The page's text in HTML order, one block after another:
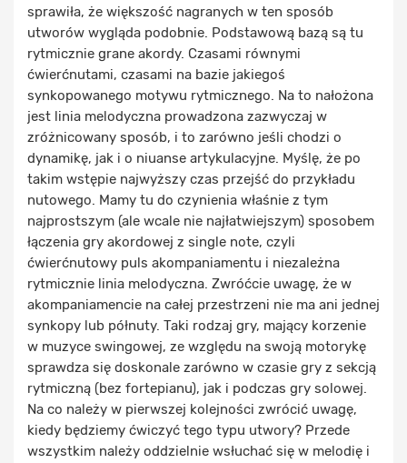
sprawiła, że większość nagranych w ten sposób
utworów wygląda podobnie. Podstawową bazą są tu
rytmicznie grane akordy. Czasami równymi
ćwierćnutami, czasami na bazie jakiegoś
synkopowanego motywu rytmicznego. Na to nałożona
jest linia melodyczna prowadzona zazwyczaj w
zróżnicowany sposób, i to zarówno jeśli chodzi o
dynamikę, jak i o niuanse artykulacyjne. Myślę, że po
takim wstępie najwyższy czas przejść do przykładu
nutowego. Mamy tu do czynienia właśnie z tym
najprostszym (ale wcale nie najłatwiejszym) sposobem
łączenia gry akordowej z single note, czyli
ćwierćnutowy puls akompaniamentu i niezależna
rytmicznie linia melodyczna. Zwróćcie uwagę, że w
akompaniamencie na całej przestrzeni nie ma ani jednej
synkopy lub półnuty. Taki rodzaj gry, mający korzenie
w muzyce swingowej, ze względu na swoją motorykę
sprawdza się doskonale zarówno w czasie gry z sekcją
rytmiczną (bez fortepianu), jak i podczas gry solowej.
Na co należy w pierwszej kolejności zwrócić uwagę,
kiedy będziemy ćwiczyć tego typu utwory? Przede
wszystkim należy oddzielnie wsłuchać się w melodię i